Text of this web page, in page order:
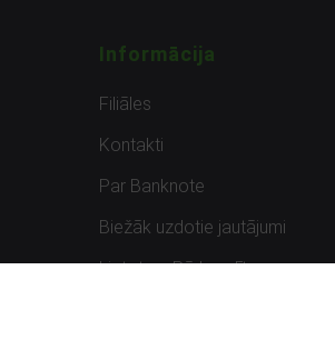
Informācija
Filiāles
Kontakti
Par Banknote
Biežāk uzdotie jautājumi
Lietots – Pārbaudīts